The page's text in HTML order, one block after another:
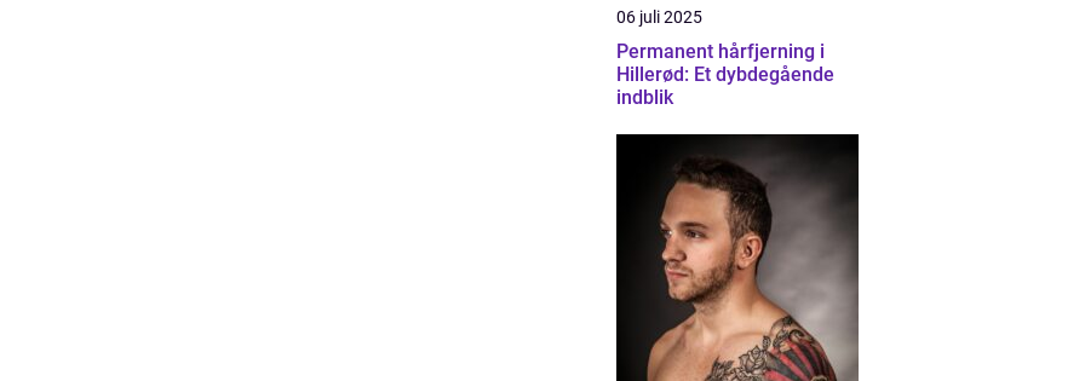
06 juli 2025
Permanent hårfjerning i
Hillerød: Et dybdegående
indblik